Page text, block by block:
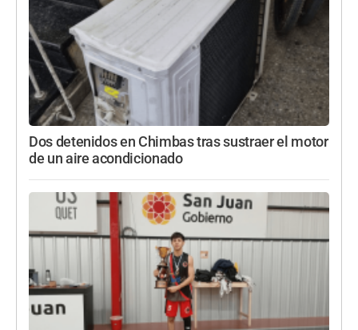
Dos detenidos en Chimbas tras sustraer el motor
de un aire acondicionado